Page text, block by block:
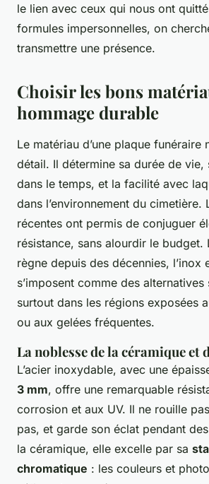
le lien avec ceux qui nous ont
formules impersonnelles, on
transmettre une présence.
Choisir les bons
hommage durable
Le matériau d’une plaque funéraire
détail. Il détermine sa durée de vie,
dans le temps, et la facilité avec
dans l’environnement du cimetière.
récentes ont permis de conjuguer
résistance, sans alourdir le budget.
règne depuis des décennies, l’inox
s’imposent comme des alternatives
surtout dans les régions exposées
ou aux gelées fréquentes.
La noblesse de la céramique et
L’acier inoxydable, avec une
3 mm, offre une remarquable
corrosion et aux UV. Il ne rouille
pas, et garde son éclat pendant
la céramique, elle excelle par sa
chromatique : les couleurs et